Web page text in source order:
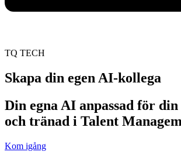
TQ TECH
Skapa din egen AI-kollega
Din egna AI anpassad för
och tränad i Talent
Kom igång